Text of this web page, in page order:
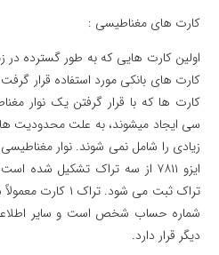
کارت های مغناطیسی :
اولین کارت هایی که به طور گسترده در
کارت های بانکی مورد استفاده قرار
کارت ها که با قرار گرفتن یک نوار
سی ایجاد میشوند، به علت محدودیت
زیادی را شامل نمی شوند. نوار مغناطیسی
ایزو ۷۸۱۱ از سه تراک تشکیل
تراک ثبت می شود.
شماره حساب شخص است و سایر
دیگر قرار دارد.